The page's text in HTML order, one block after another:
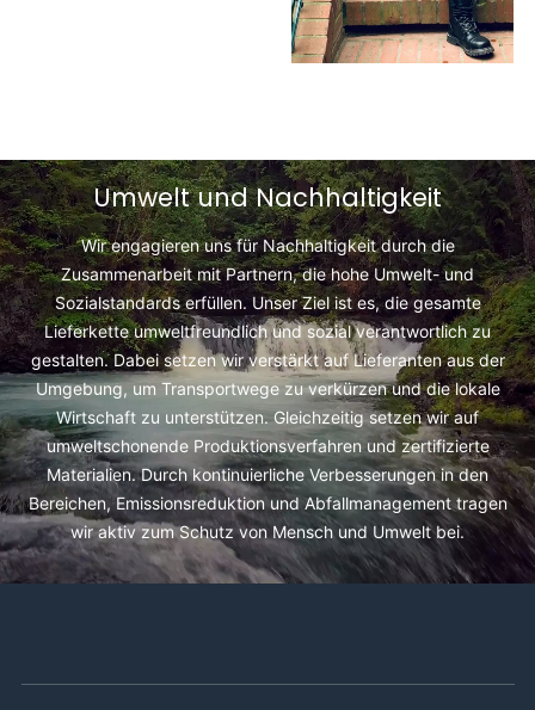
Umwelt und Nachhaltigkeit
Wir engagieren uns für Nachhaltigkeit durch die
Zusammenarbeit mit Partnern, die hohe Umwelt- und
Sozialstandards erfüllen. Unser Ziel ist es, die gesamte
Lieferkette umweltfreundlich und sozial verantwortlich zu
gestalten. Dabei setzen wir verstärkt auf Lieferanten aus der
Umgebung, um Transportwege zu verkürzen und die lokale
Wirtschaft zu unterstützen. Gleichzeitig setzen wir auf
umweltschonende Produktionsverfahren und zertifizierte
Materialien. Durch kontinuierliche Verbesserungen in den
Bereichen, Emissionsreduktion und Abfallmanagement tragen
wir aktiv zum Schutz von Mensch und Umwelt bei.